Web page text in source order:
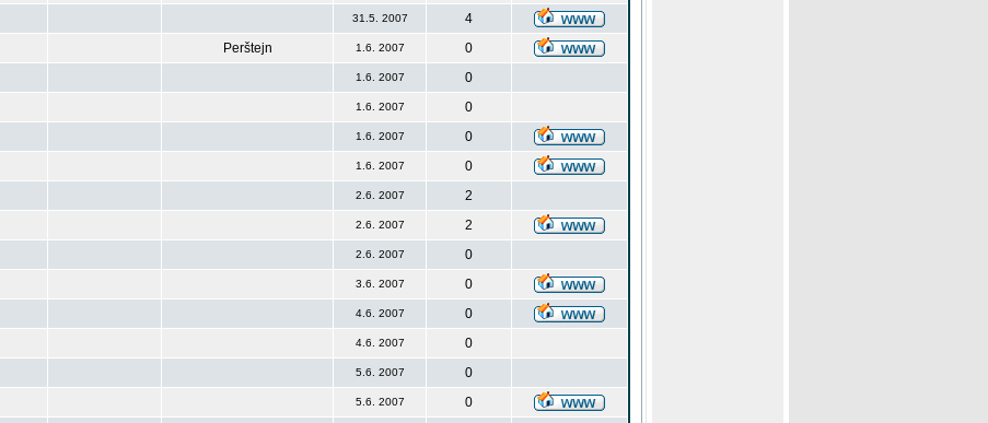
31.5. 2007
4
Perštejn 1.6. 2007
0
1.6. 2007
0
1.6. 2007
0
1.6. 2007
0
1.6. 2007
0
2.6. 2007
2
2.6. 2007
2
2.6. 2007
0
3.6. 2007
0
4.6. 2007
0
4.6. 2007
0
5.6. 2007
0
5.6. 2007
0